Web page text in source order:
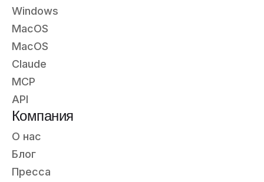
Windows
MacOS
MacOS
Claude
MCP
API
Компания
О нас
Блог
Пресса